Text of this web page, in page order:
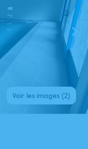
Voir les images (2)